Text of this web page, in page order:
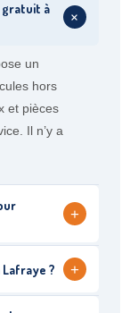
gratuit à
+
un
hors
et pièces
Il n’y a
+
? +